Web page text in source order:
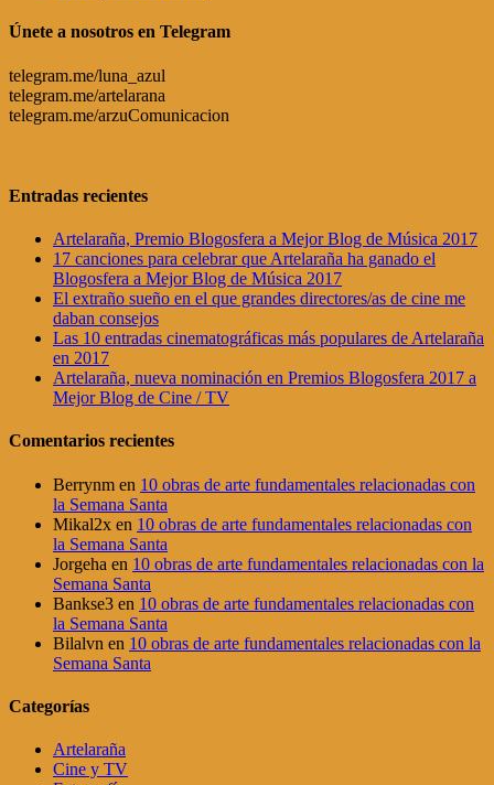
Únete a nosotros en Telegram
telegram.me/luna_azul
telegram.me/artelarana
telegram.me/arzuComunicacion
Entradas recientes
Artelaraña, Premio Blogosfera a Mejor Blog de Música 2017
17 canciones para celebrar que Artelaraña ha ganado el
Blogosfera a Mejor Blog de Música 2017
El extraño sueño en el que grandes directores/as de cine me
daban consejos
Las 10 entradas cinematográficas más populares de Artelaraña
en 2017
Artelaraña, nueva nominación en Premios Blogosfera 2017 a
Mejor Blog de Cine / TV
Comentarios recientes
Berrynm en 10 obras de arte fundamentales relacionadas con
la Semana Santa
Mikal2x en 10 obras de arte fundamentales relacionadas con
la Semana Santa
Jorgeha en 10 obras de arte fundamentales relacionadas con la
Semana Santa
Bankse3 en 10 obras de arte fundamentales relacionadas con
la Semana Santa
Bilalvn en 10 obras de arte fundamentales relacionadas con la
Semana Santa
Categorías
Artelaraña
Cine y TV